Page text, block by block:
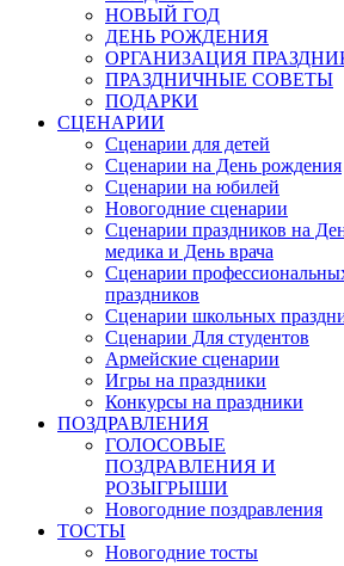
НОВЫЙ ГОД
ДЕНЬ РОЖДЕНИЯ
ОРГАНИЗАЦИЯ
ПРАЗДНИЧНЫЕ СОВЕТЫ
ПОДАРКИ
СЦЕНАРИИ
Сценарии для детей
Сценарии на День рождения
Сценарии на юбилей
Новогодние сценарии
Сценарии праздников на
медика и День врача
Сценарии
праздников
Сценарии школьных
Сценарии Для студентов
Армейские сценарии
Игры на праздники
Конкурсы на праздники
ПОЗДРАВЛЕНИЯ
ГОЛОСОВЫЕ
ПОЗДРАВЛЕНИЯ И
РОЗЫГРЫШИ
Новогодние поздравления
ТОСТЫ
Новогодние тосты